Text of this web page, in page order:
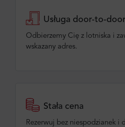
Usługa door-to-door
Odbierzemy Cię z lotniska i
wskazany adres.
Stała cena
Rezerwuj bez niespodzianek i